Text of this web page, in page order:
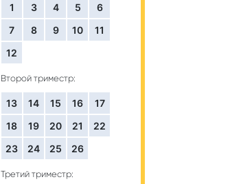
1 3 4 5
6
7
8 9 10
11
12
Второй триместр:
13 14 15 16
17
18
19 20 21
22
23
24 25 26
Третий триместр: